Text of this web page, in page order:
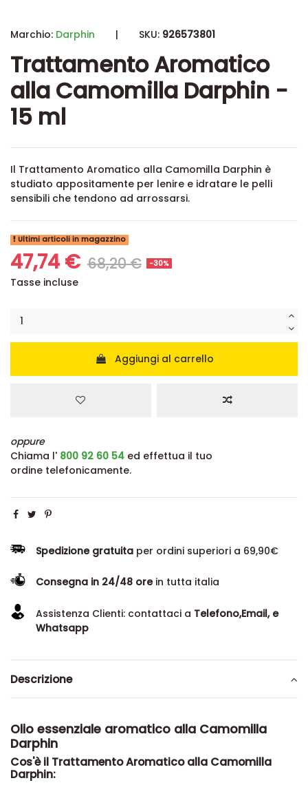
Marchio: Darphin | SKU: 926573801
Trattamento Aromatico
alla Camomilla Darphin -
15 ml
Il Trattamento Aromatico alla Camomilla Darphin è
studiato appositamente per lenire e idratare le pelli
sensibili che tendono ad arrossarsi.
Ultimi articoli in magazzino
47,74 € 68,20 € -30%
Tasse incluse
Aggiungi al carrello
oppure
Chiama l' 800 92 60 54 ed effettua il tuo
ordine telefonicamente.
Spedizione gratuita per ordini superiori a 69,90€
Consegna in 24/48 orein tutta italia
Assistenza Clienti: contattaci a Telefono,Email, e
Whatsapp
Descrizione
Olio essenziale aromatico alla Camomilla
Darphin
Cos'è il Trattamento Aromatico alla Camomilla
Darphin: